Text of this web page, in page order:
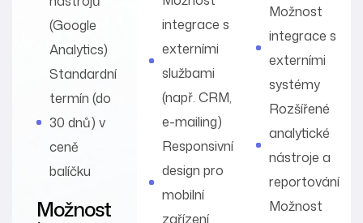
(Google
Analytics)
Standardní
termín (do
30 dnů) v
ceně
balíčku
Možnost
integrace s
externími
službami
(např. CRM,
e-mailing)
Responsivní
design pro
mobilní
zařízení
Možnost
integrace s
externími
systémy
Rozšířené
analytické
nástroje a
reportování
Možnost